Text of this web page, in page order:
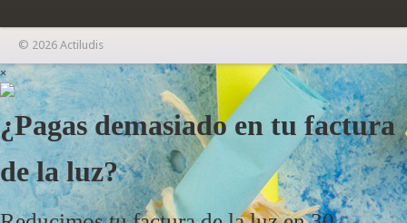
© 2026 Actiludis
×
¿Pagas demasiado en tu factura
de la luz?